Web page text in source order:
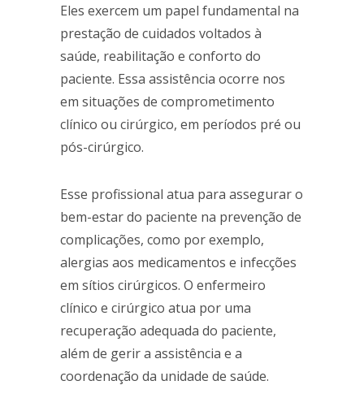
Eles exercem um papel fundamental na
prestação de cuidados voltados à
saúde, reabilitação e conforto do
paciente. Essa assistência ocorre nos
em situações de comprometimento
clínico ou cirúrgico, em períodos pré ou
pós-cirúrgico.
Esse profissional atua para assegurar o
bem-estar do paciente na prevenção de
complicações, como por exemplo,
alergias aos medicamentos e infecções
em sítios cirúrgicos. O enfermeiro
clínico e cirúrgico atua por uma
recuperação adequada do paciente,
além de gerir a assistência e a
coordenação da unidade de saúde.